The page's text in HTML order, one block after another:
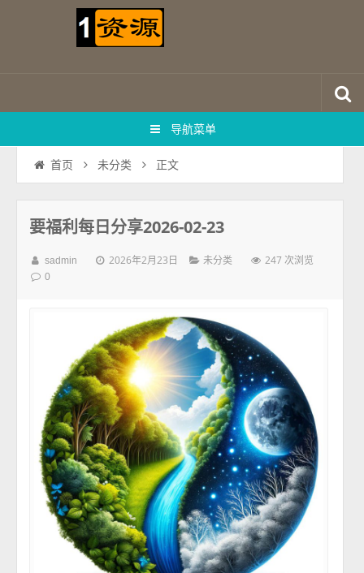
导航菜单
首页 未分类 正文
要福利每日分享2026-02-23
sadmin 2026年2月23日 未分类 247 次浏览
0